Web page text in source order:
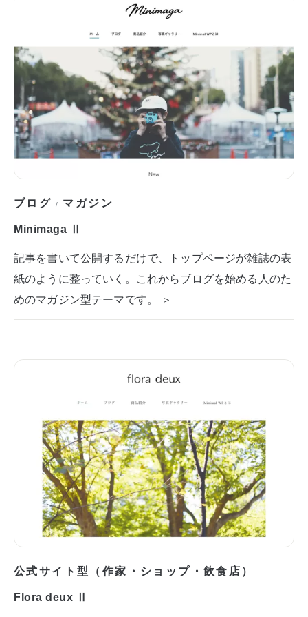
ブログ / マガジン
Minimaga Ⅱ
記事を書いて公開するだけで、トップページが雑誌の表
紙のように整っていく。これからブログを始める人のた
めのマガジン型テーマです。 ＞
公式サイト型（作家・ショップ・飲食店）
Flora deux Ⅱ